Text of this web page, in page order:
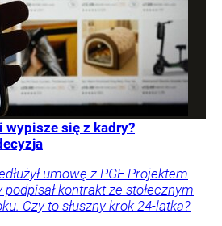
wypisze się z kadry?
umowę z PGE Projektem
kontrakt ze stołecznym
Czy to słuszny krok 24-latka?